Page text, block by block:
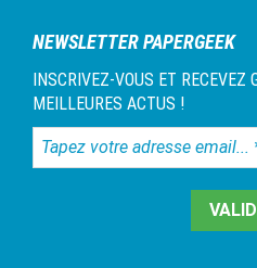
NEWSLETTER PAPERGEEK
INSCRIVEZ-VOUS ET RECEVEZ
MEILLEURES ACTUS !
Tapez
votre